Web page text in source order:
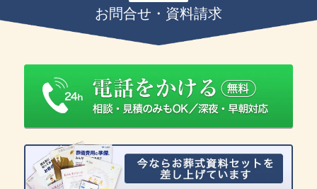
お問合せ・資料請求